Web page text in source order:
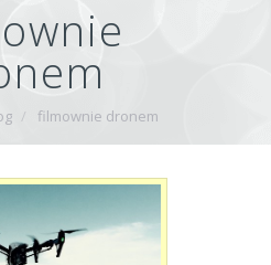
/ filmownie dronem